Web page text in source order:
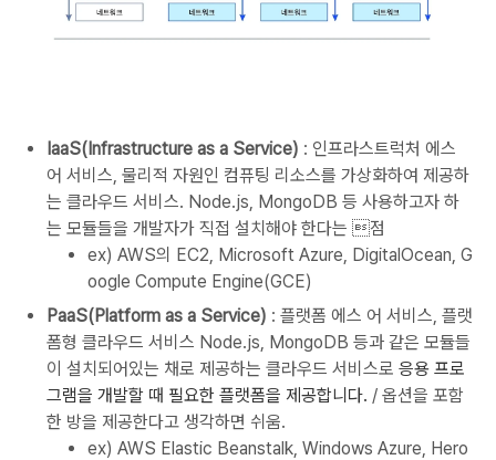
IaaS(Infrastructure as a Service) : 인프라스트럭처 에스
어 서비스, 물리적 자원인 컴퓨팅 리소스를 가상화하여 제공하
는 클라우드 서비스. Node.js, MongoDB 등 사용하고자 하
는 모듈들을 개발자가 직접 설치해야 한다는 점
ex) AWS의 EC2, Microsoft Azure, DigitalOcean, G
oogle Compute Engine(GCE)
PaaS(Platform as a Service) : 플랫폼 에스 어 서비스, 플랫
폼형 클라우드 서비스 Node.js, MongoDB 등과 같은 모듈들
이 설치되어있는 채로 제공하는 클라우드 서비스로 응용 프로
그램을 개발할 때 필요한 플랫폼을 제공합니다. / 옵션을 포함
한 방을 제공한다고 생각하면 쉬움.
ex) AWS Elastic Beanstalk, Windows Azure, Hero